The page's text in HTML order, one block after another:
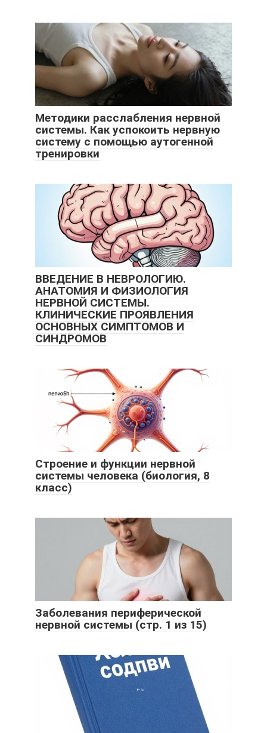
Методики расслабления нервной
системы. Как успокоить нервную
систему с помощью аутогенной
тренировки
ВВЕДЕНИЕ В НЕВРОЛОГИЮ.
АНАТОМИЯ И ФИЗИОЛОГИЯ
НЕРВНОЙ СИСТЕМЫ.
КЛИНИЧЕСКИЕ ПРОЯВЛЕНИЯ
ОСНОВНЫХ СИМПТОМОВ И
СИНДРОМОВ
Строение и функции нервной
системы человека (биология, 8
класс)
Заболевания периферической
нервной системы (стр. 1 из 15)